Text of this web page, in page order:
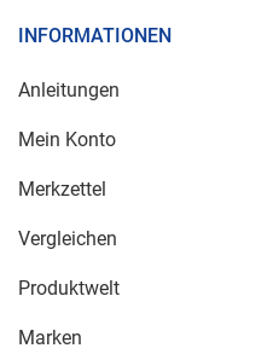
INFORMATIONEN
Anleitungen
Mein Konto
Merkzettel
Vergleichen
Produktwelt
Marken